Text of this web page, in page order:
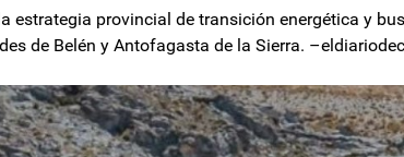
estrategia provincial de transición energética y
de Belén y Antofagasta de la Sierra.